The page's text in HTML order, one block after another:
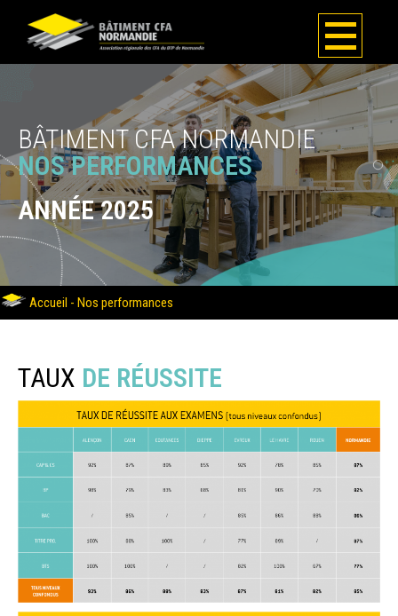
BÂTIMENT CFA NORMANDIE
NOS PERFORMANCES
ANNÉE 2025
Accueil - Nos performances
TAUX DE RÉUSSITE